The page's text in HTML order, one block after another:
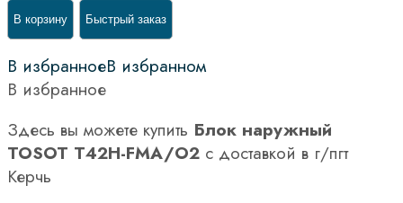
В корзину Быстрый заказ
В избранноеВ избранном
В избранное
Здесь вы можете купить Блок наружный
TOSOT T42H-FMA/O2 с доставкой в г/пгт
Керчь